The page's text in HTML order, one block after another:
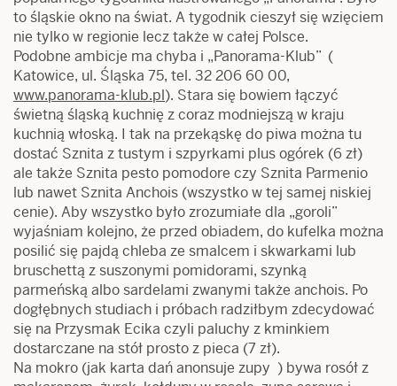
to śląskie okno na świat. A tygodnik cieszył się wzięciem
nie tylko w regionie lecz także w całej Polsce.
Podobne ambicje ma chyba i „Panorama-Klub” (
Katowice, ul. Śląska 75, tel. 32 206 60 00,
www.panorama-klub.pl). Stara się bowiem łączyć
świetną śląską kuchnię z coraz modniejszą w kraju
kuchnią włoską. I tak na przekąskę do piwa można tu
dostać Sznita z tustym i szpyrkami plus ogórek (6 zł)
ale także Sznita pesto pomodore czy Sznita Parmenio
lub nawet Sznita Anchois (wszystko w tej samej niskiej
cenie). Aby wszystko było zrozumiałe dla „goroli”
wyjaśniam kolejno, że przed obiadem, do kufelka można
posilić się pajdą chleba ze smalcem i skwarkami lub
bruschettą z suszonymi pomidorami, szynką
parmeńską albo sardelami zwanymi także anchois. Po
dogłębnych studiach i próbach radziłbym zdecydować
się na Przysmak Ecika czyli paluchy z kminkiem
dostarczane na stół prosto z pieca (7 zł).
Na mokro (jak karta dań anonsuje zupy ) bywa rosół z